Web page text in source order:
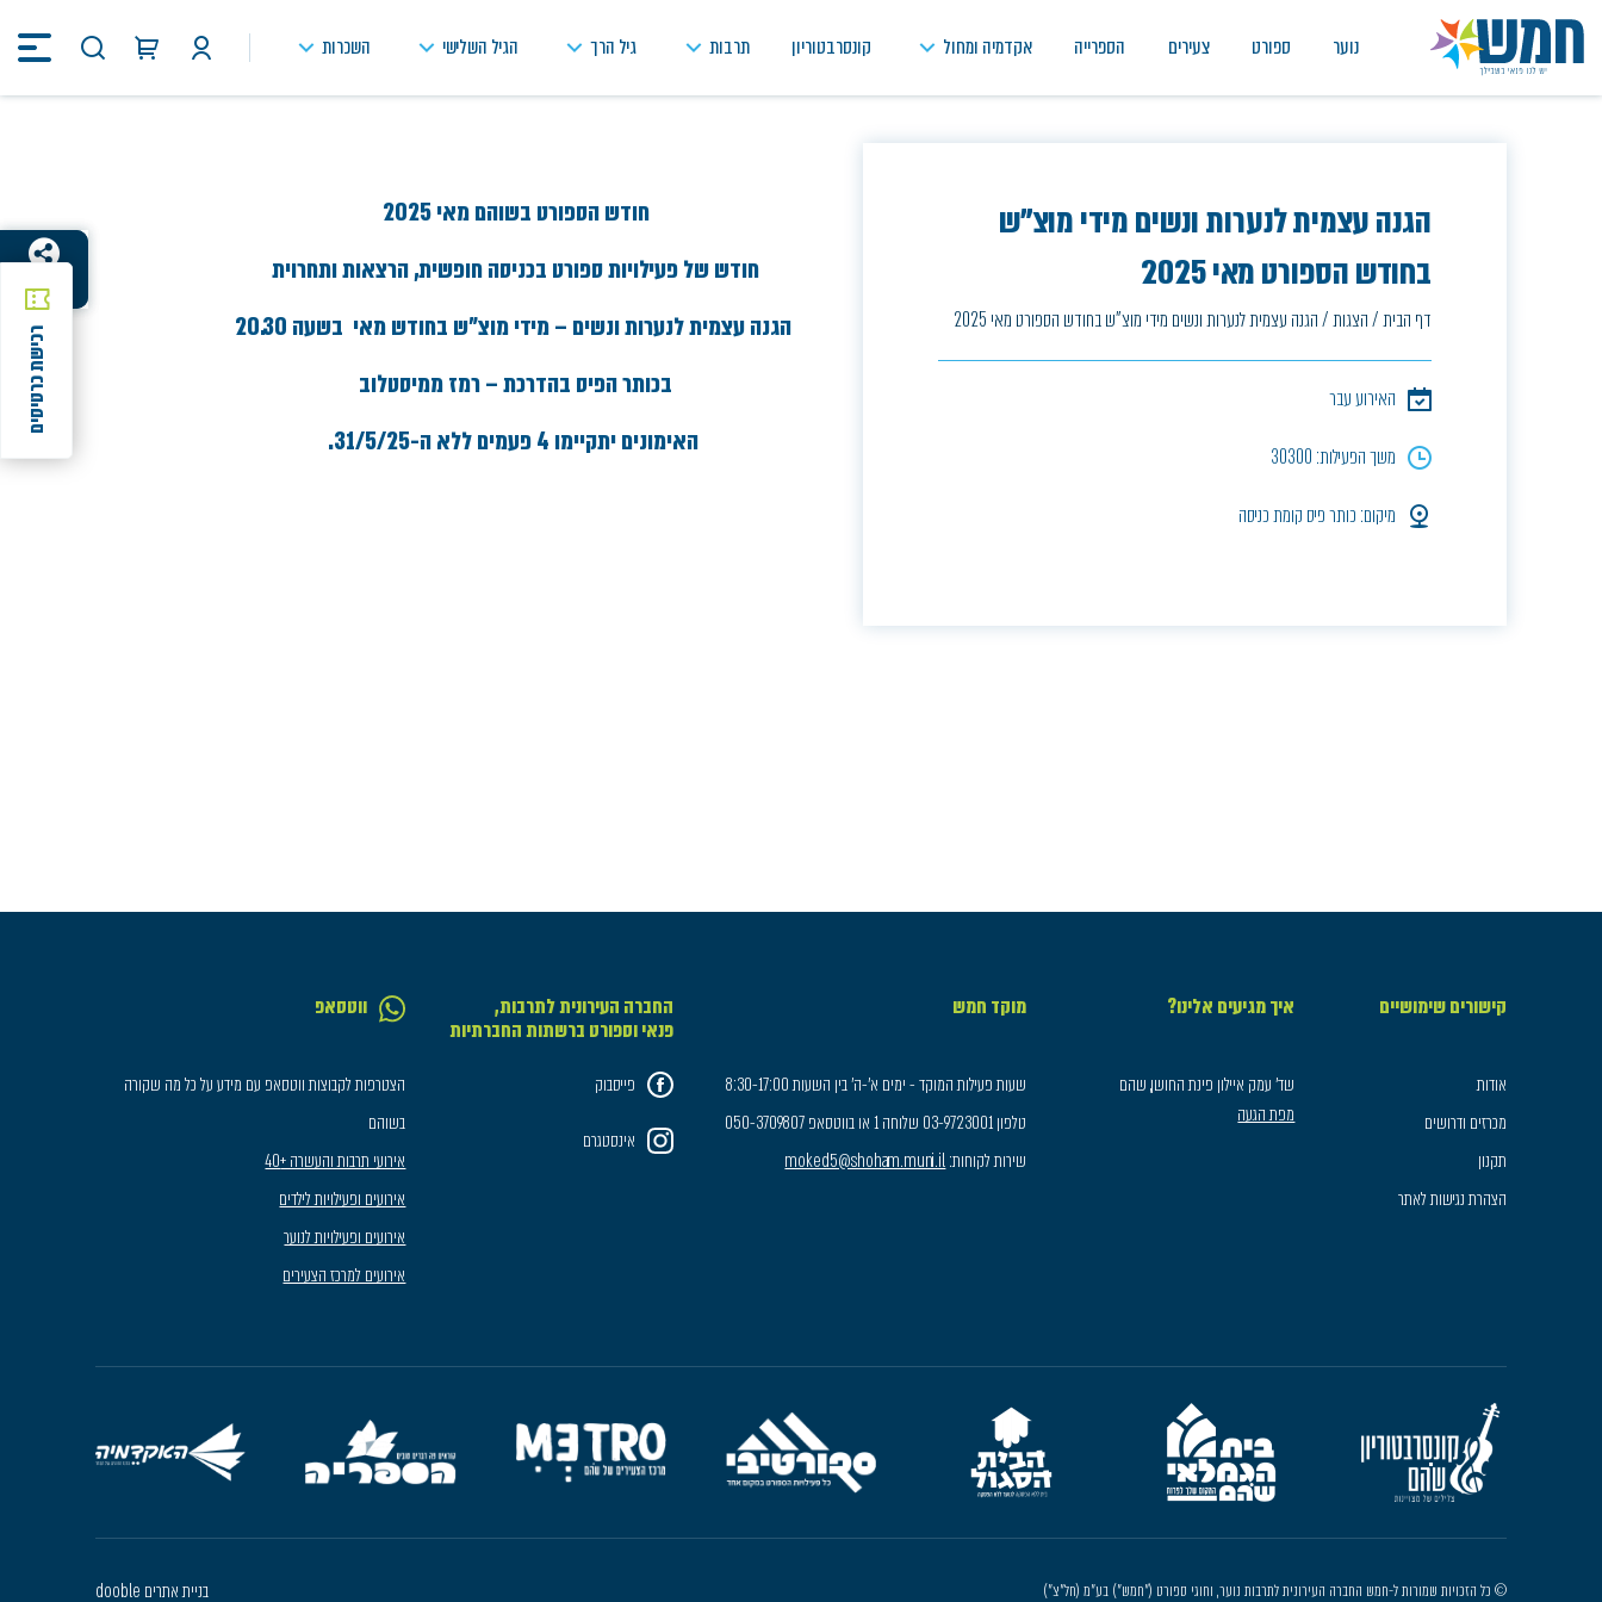
נוער ספורט צעירים הספרייה אקדמיה ומחול קונסרבטוריון תרבות גיל הרך הגיל השלישי השכרות
חיפוש
שיתוף
רכישת כרטיסים
הגנה עצמית לנערות ונשים מידי מוצ"ש
בחודש הספורט מאי 2025
דף הבית/הצגות/הגנה עצמית לנערות ונשים מידי מוצ"ש בחודש הספורט מאי 2025
האירוע עבר
משך הפעילות: 30300
מיקום: כותר פיס קומת כניסה
שיתוף
חודש הספורט בשוהם מאי 2025
חודש של פעילויות ספורט בכניסה חופשית, הרצאות ותחרוית
הגנה עצמית לנערות ונשים – מידי מוצ"ש בחודש מאי בשעה 20.30
בכותר הפיס בהדרכת – רמז ממיסטלוב
האימונים יתקיימו 4 פעמים ללא ה-31/5/25.
קישורים שימושיים
אודות
מכרזים ודרושים
תקנון
הצהרת נגישות לאתר
איך מגיעים אלינו?
שד׳ עמק איילון פינת החושן, שהם
מפת הגעה
מוקד חמש
שעות פעילות המוקד - ימים א'-ה' בין השעות 8:30-17:00
טלפון 03-9723001 שלוחה 1 או בווטסאפ 050-3709807
שירות לקוחות:moked5@shoham.muni.il
החברה העירונית לתרבות,
פנאי וספורט ברשתות החברתיות
פייסבוק
אינסטגרם
ווטסאפ
הצטרפות לקבוצות ווטסאפ עם מידע על כל מה שקורה
בשוהם
אירועי תרבות והעשרה +40
אירועים ופעילויות לילדים
אירועים ופעילויות לנוער
אירועים למרכז הצעירים
© כל הזכויות שמורות ל-חמש החברה העירונית לתרבות נוער, וחוגי ספורט ("חמש") בע"מ (חל"צ") בניית אתרים dooble